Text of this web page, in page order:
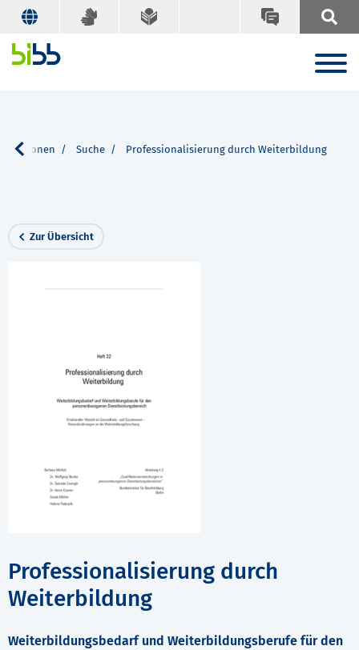
Suche Professionalisierung durch Weiterbildung
Zur Übersicht
Professionalisierung durch
Weiterbildung
Weiterbildungsbedarf und Weiterbildungsberufe für den